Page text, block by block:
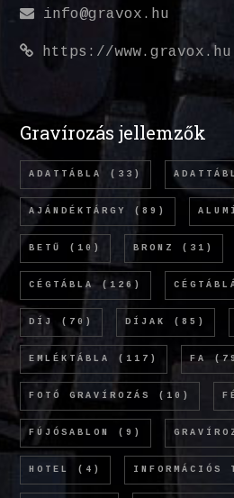
info@gravox.hu
https://www.gravox.hu
Gravírozás jellemzők
ADATTÁBLA (33)
AJÁNDÉKTÁRGY (89)
BETŰ (10) BRONZ (31)
CÉGTÁBLA (126)
DÍJ (70) DÍJAK (85)
EMLÉKTÁBLA (117) FA
FOTÓ GRAVÍROZÁS (10)
FÚJÓSABLON (9)
HOTEL (4) INFORMÁCIÓS